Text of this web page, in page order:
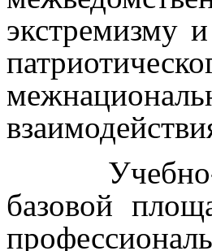
экстремизму
базовой